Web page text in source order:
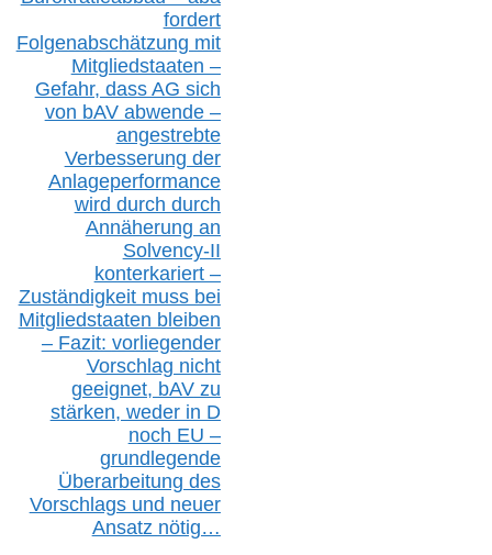
fordert
Folgenabschätzung mit
Mitgliedstaaten –
Gefahr, dass AG sich
von bAV abwende –
angestrebte
Verbesserung der
Anlageperformance
wird durch durch
Annäherung an
Solvency-II
konterkariert –
Zuständigkeit muss bei
Mitgliedstaaten bleiben
– Fazit: vorliegender
Vorschlag nicht
geeignet, bAVzu
stärken, weder in D
noch EU –
grundlegende
Überarbeitung des
Vorschlags und neuer
Ansatz nötig…